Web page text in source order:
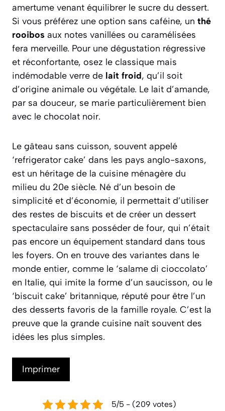
amertume venant équilibrer le sucre du dessert.
Si vous préférez une option sans caféine, un thé
rooibos aux notes vanillées ou caramélisées
fera merveille. Pour une dégustation régressive
et réconfortante, osez le classique mais
indémodable verre de lait froid, qu’il soit
d’origine animale ou végétale. Le lait d’amande,
par sa douceur, se marie particulièrement bien
avec le chocolat noir.
Le gâteau sans cuisson, souvent appelé
‘refrigerator cake’ dans les pays anglo-saxons,
est un héritage de la cuisine ménagère du
milieu du 20e siècle. Né d’un besoin de
simplicité et d’économie, il permettait d’utiliser
des restes de biscuits et de créer un dessert
spectaculaire sans posséder de four, qui n’était
pas encore un équipement standard dans tous
les foyers. On en trouve des variantes dans le
monde entier, comme le ‘salame di cioccolato’
en Italie, qui imite la forme d’un saucisson, ou le
‘biscuit cake’ britannique, réputé pour être l’un
des desserts favoris de la famille royale. C’est la
preuve que la grande cuisine naît souvent des
idées les plus simples.
Imprimer
5/5 - (209 votes)